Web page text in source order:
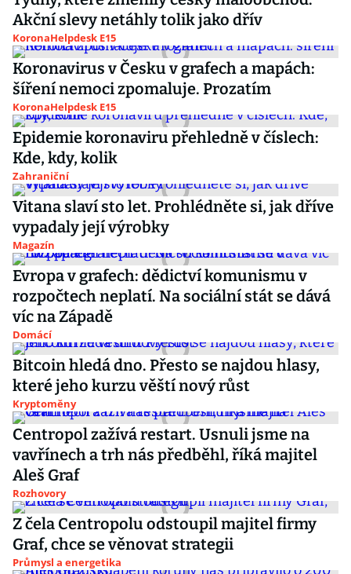
Akční slevy netáhly tolik jako dřív
KoronaHelpdesk E15
Koronavirus v Česku v grafech a mapách:
šíření nemoci zpomaluje. Prozatím
KoronaHelpdesk E15
Epidemie koronaviru přehledně v číslech:
Kde, kdy, kolik
Zahraniční
Vitana slaví sto let. Prohlédněte si, jak dříve
vypadaly její výrobky
Magazín
Evropa v grafech: dědictví komunismu v
rozpočtech neplatí. Na sociální stát se dává
víc na Západě
Domácí
Bitcoin hledá dno. Přesto se najdou hlasy,
které jeho kurzu věští nový růst
Kryptoměny
Centropol zažívá restart. Usnuli jsme na
vavřínech a trh nás předběhl, říká majitel
Aleš Graf
Rozhovory
Z čela Centropolu odstoupil majitel firmy
Graf, chce se věnovat strategii
Průmysl a energetika